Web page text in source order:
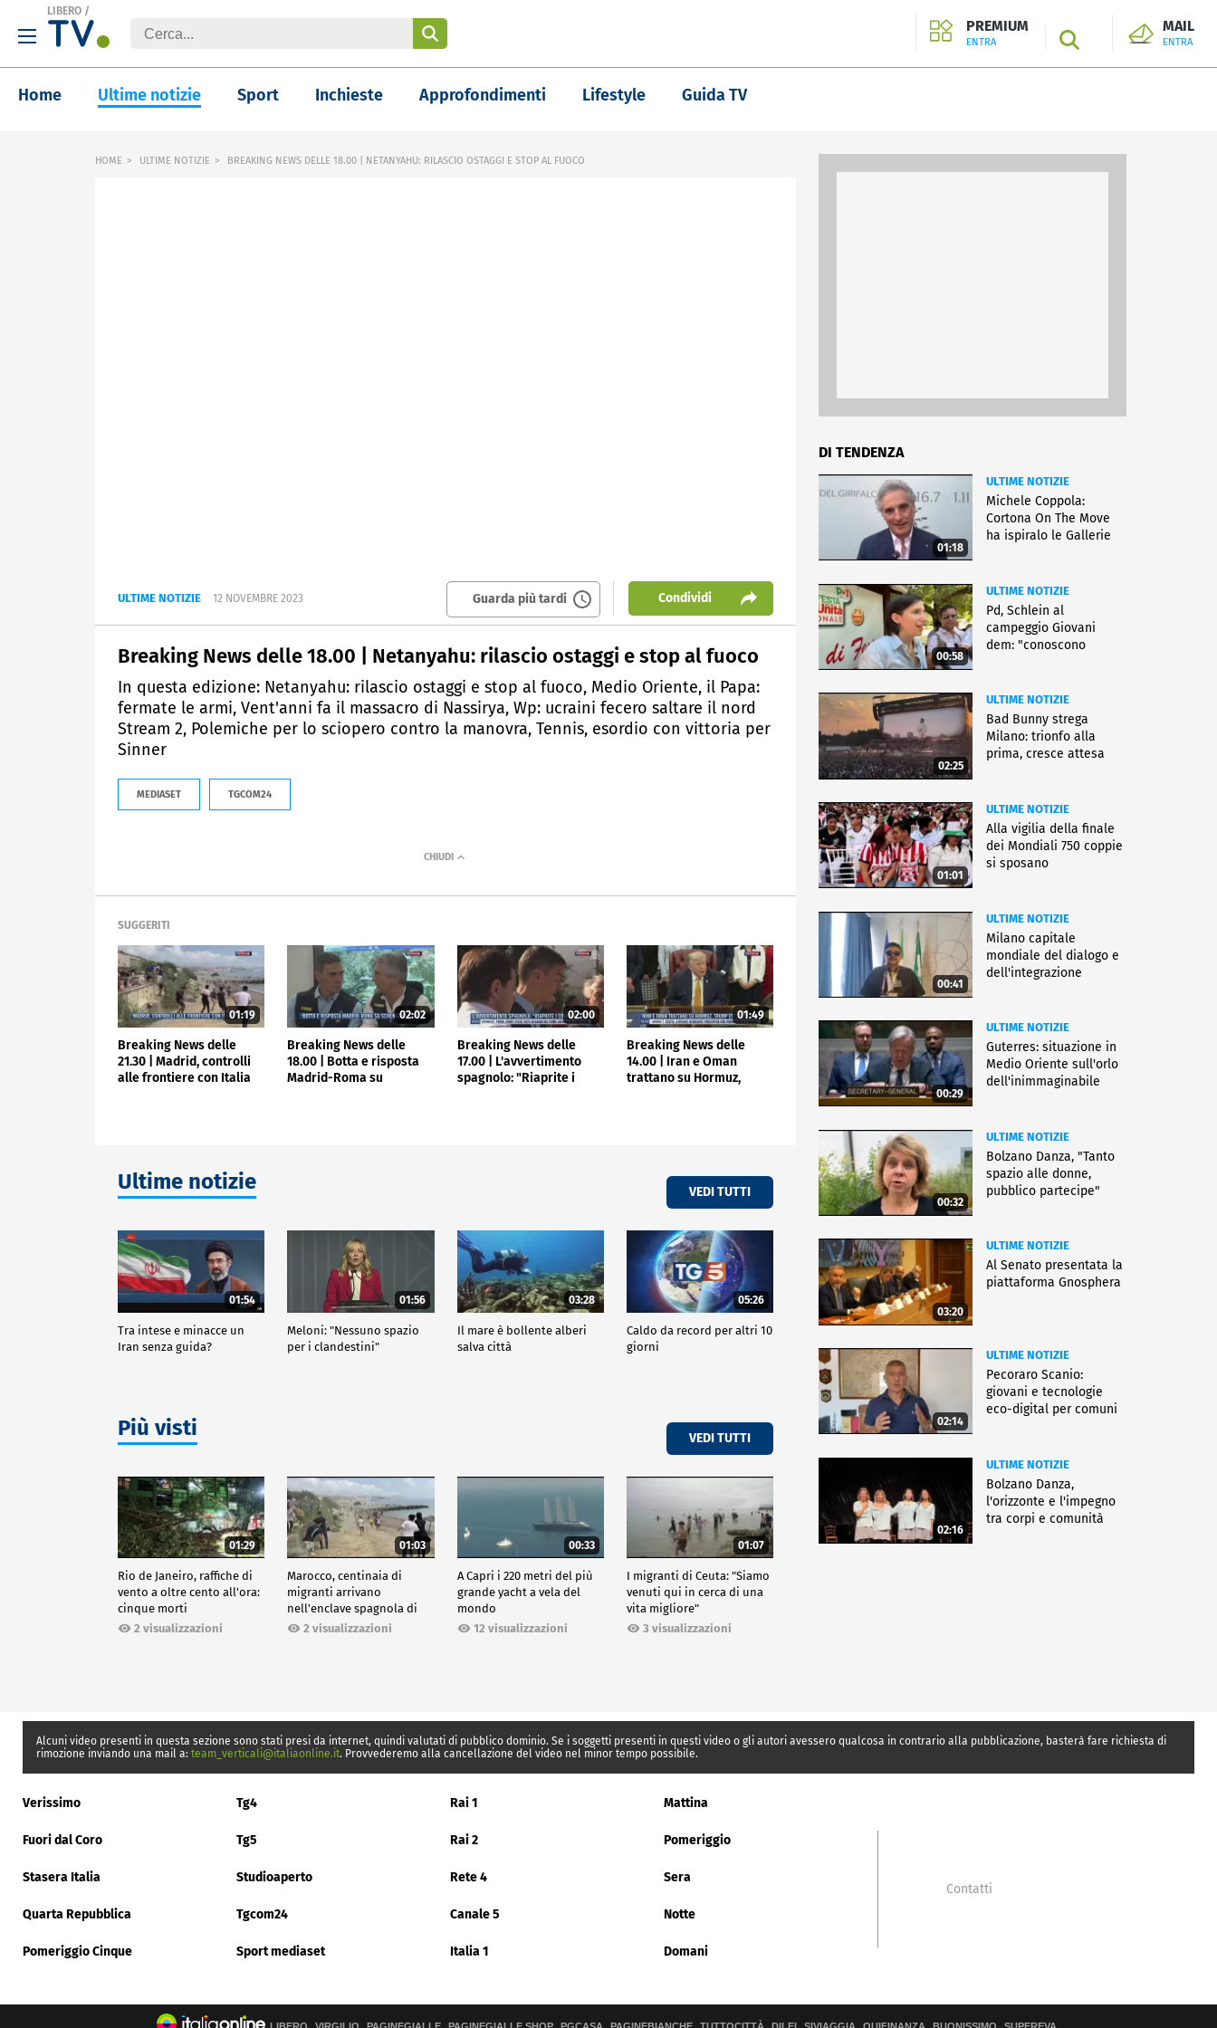
LIBERO /
PREMIUM
ENTRA SEARCH
MAIL
ENTRA
Home Ultime notizie Sport Inchieste Approfondimenti Lifestyle Guida TV
HOME ULTIME NOTIZIE BREAKING NEWS DELLE 18.00 | NETANYAHU: RILASCIO OSTAGGI E STOP AL FUOCO
ULTIME NOTIZIE 12 NOVEMBRE 2023 Guarda più tardi Condividi
Breaking News delle 18.00 | Netanyahu: rilascio ostaggi e stop al fuoco
In questa edizione: Netanyahu: rilascio ostaggi e stop al fuoco, Medio Oriente, il Papa:
fermate le armi, Vent'anni fa il massacro di Nassirya, Wp: ucraini fecero saltare il nord
Stream 2, Polemiche per lo sciopero contro la manovra, Tennis, esordio con vittoria per
Sinner
MEDIASET TGCOM24
SUGGERITI
01:19
Breaking News delle
21.30 | Madrid, controlli
alle frontiere con Italia
02:02
Breaking News delle
18.00 | Botta e risposta
Madrid-Roma su
02:00
Breaking News delle
17.00 | L'avvertimento
spagnolo: "Riaprite i
01:49
Breaking News delle
14.00 | Iran e Oman
trattano su Hormuz,
Ultime notizie VEDI TUTTI
01:54
Tra intese e minacce un
Iran senza guida?
01:56
Meloni: "Nessuno spazio
per i clandestini"
03:28
Il mare è bollente alberi
salva città
05:26
Caldo da record per altri 10
giorni
Più visti VEDI TUTTI
01:29
Rio de Janeiro, raffiche di
vento a oltre cento all'ora:
cinque morti
2 visualizzazioni
01:03
Marocco, centinaia di
migranti arrivano
nell'enclave spagnola di
Ceuta2 visualizzazioni
00:33
A Capri i 220 metri del più
grande yacht a vela del
mondo
12 visualizzazioni
01:07
I migranti di Ceuta: "Siamo
venuti qui in cerca di una
vita migliore"
3 visualizzazioni
DI TENDENZA
01:18
ULTIME NOTIZIE
Michele Coppola:
Cortona On The Move
ha ispiralo le Gallerie
00:58
ULTIME NOTIZIE
Pd, Schlein al
campeggio Giovani
dem: "conoscono
02:25
ULTIME NOTIZIE
Bad Bunny strega
Milano: trionfo alla
prima, cresce attesa
01:01
ULTIME NOTIZIE
Alla vigilia della finale
dei Mondiali 750 coppie
si sposano
00:41
ULTIME NOTIZIE
Milano capitale
mondiale del dialogo e
dell'integrazione
00:29
ULTIME NOTIZIE
Guterres: situazione in
Medio Oriente sull'orlo
dell'inimmaginabile
00:32
ULTIME NOTIZIE
Bolzano Danza, "Tanto
spazio alle donne,
pubblico partecipe"
03:20
ULTIME NOTIZIE
Al Senato presentata la
piattaforma Gnosphera
02:14
ULTIME NOTIZIE
Pecoraro Scanio:
giovani e tecnologie
eco-digital per comuni
02:16
ULTIME NOTIZIE
Bolzano Danza,
l'orizzonte e l'impegno
tra corpi e comunità
Alcuni video presenti in questa sezione sono stati presi da internet, quindi valutati di pubblico dominio. Se i soggetti presenti in questi video o gli autori avessero qualcosa in contrario alla pubblicazione, basterà fare richiesta di
rimozione inviando una mail a: team_verticali@italiaonline.it. Provvederemo alla cancellazione del video nel minor tempo possibile.
Verissimo Tg4 Rai 1 Mattina
Fuori dal Coro Tg5 Rai 2 Pomeriggio
Stasera Italia Studioaperto Rete 4 Sera
Quarta Repubblica Tgcom24 Canale 5 Notte
Pomeriggio Cinque Sport mediaset Italia 1 Domani
Contatti